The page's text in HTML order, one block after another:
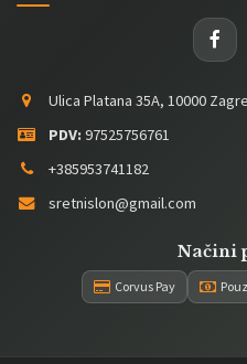
Ulica Platana 35A, 10000
PDV: 97525756761
+385953741182
sretnislon@gmail.com
Načini
Corvus Pay